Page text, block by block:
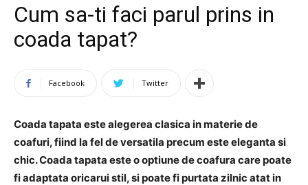
Cum sa-ti faci parul prins in
coada tapat?
Facebook Twitter
Coada tapata este alegerea clasica in materie de
coafuri, fiind la fel de versatila precum este eleganta si
chic. Coada tapata este o optiune de coafura care poate
fi adaptata oricarui stil, si poate fi purtata zilnic atat in